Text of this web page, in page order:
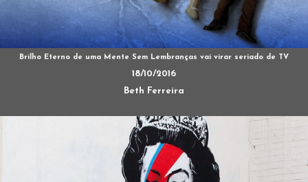
Brilho Eterno de uma Mente Sem Lembranças vai virar seriado de TV
18/10/2016
Beth Ferreira